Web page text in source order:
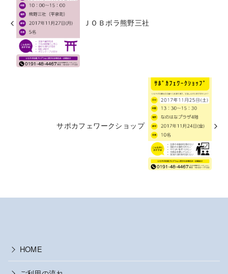
ＪＯＢボラ熊野三社
サポカフェワークショップ
HOME